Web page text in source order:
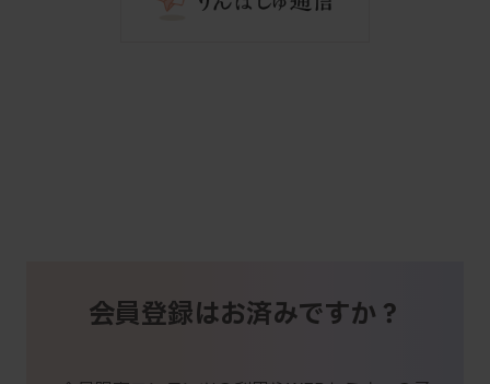
会員登録はお済みですか？